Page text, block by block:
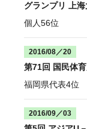
グランプリ 上
個人56位
2016/08／20
第71回 国民体
福岡県代表4位
2016/09／03